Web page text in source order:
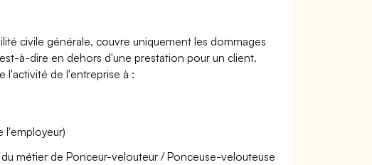
civile générale, couvre uniquement les dommages
à-dire en dehors d'une prestation pour un client.
l'activité de l'entreprise à :
l'employeur)
métier de Ponceur-velouteur / Ponceuse-velouteuse